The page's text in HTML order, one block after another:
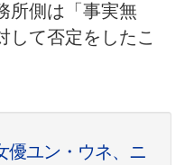
所側は「事実無
して否定をしたこ
優ユン・ウネ、ニ